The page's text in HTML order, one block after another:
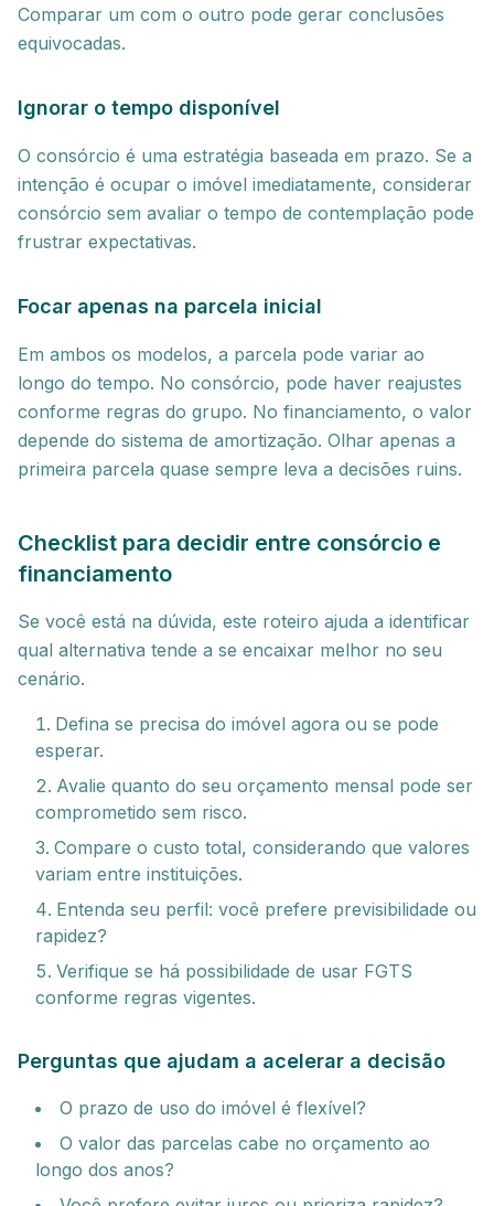
Comparar um com o outro pode gerar conclusões
equivocadas.
Ignorar o tempo disponível
O consórcio é uma estratégia baseada em prazo. Se a
intenção é ocupar o imóvel imediatamente, considerar
consórcio sem avaliar o tempo de contemplação pode
frustrar expectativas.
Focar apenas na parcela inicial
Em ambos os modelos, a parcela pode variar ao
longo do tempo. No consórcio, pode haver reajustes
conforme regras do grupo. No financiamento, o valor
depende do sistema de amortização. Olhar apenas a
primeira parcela quase sempre leva a decisões ruins.
Checklist para decidir entre consórcio e
financiamento
Se você está na dúvida, este roteiro ajuda a identificar
qual alternativa tende a se encaixar melhor no seu
cenário.
Defina se precisa do imóvel agora ou se pode
esperar.
Avalie quanto do seu orçamento mensal pode ser
comprometido sem risco.
Compare o custo total, considerando que valores
variam entre instituições.
Entenda seu perfil: você prefere previsibilidade ou
rapidez?
Verifique se há possibilidade de usar FGTS
conforme regras vigentes.
Perguntas que ajudam a acelerar a decisão
O prazo de uso do imóvel é flexível?
O valor das parcelas cabe no orçamento ao
longo dos anos?